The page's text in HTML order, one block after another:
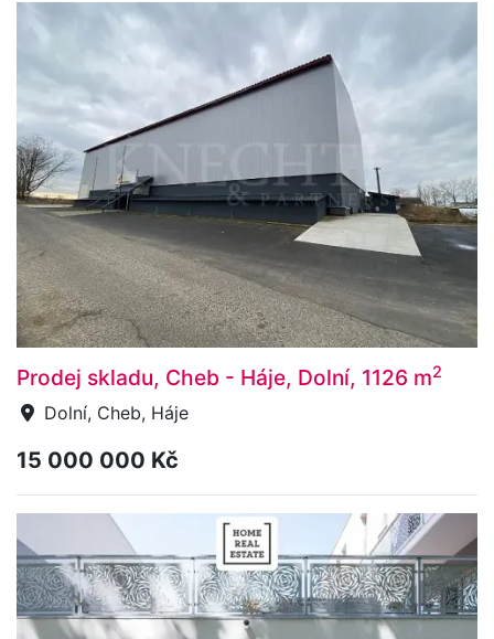
Prodej skladu, Cheb - Háje, Dolní, 1126 m2
Dolní, Cheb, Háje
15 000 000 Kč